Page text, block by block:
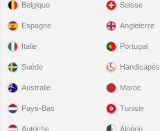
Belgique
Espagne
Italie
Suède
Suisse
Angleterre
Portugal
Handicapés
Australie
Pays-Bas
Autriche
Maroc
Tunisie
Algérie